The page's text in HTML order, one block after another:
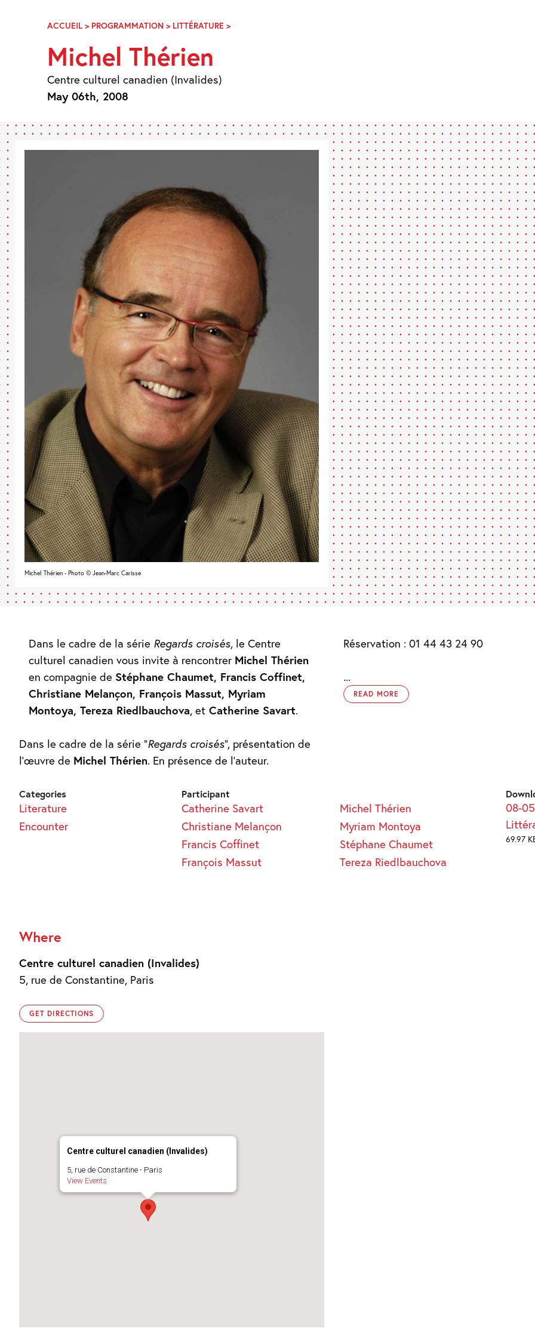
NavigationACCUEIL > PROGRAMMATION > LITTÉRATURE >MICHEL
Michel Thérien
Centre culturel canadien (Invalides)
May 06th, 2008
Michel Thérien - Photo © Jean-Marc Carisse
Dans le cadre de la série Regards croisés, le Centre
culturel canadien vous invite à rencontrer Michel Thérien
en compagnie de Stéphane Chaumet, Francis Coffinet,
Christiane Melançon, François Massut, Myriam
Montoya, Tereza Riedlbauchova, et Catherine Savart.
Dans le cadre de la série “Regards croisés“, présentation de
l’œuvre de Michel Thérien. En présence de l’auteur.
Réservation : 01 44 43 24 90
...
READ MORE
Categories
Literature
Encounter
Participant
Catherine Savart
Christiane Melançon
Francis Coffinet
François Massut
Michel Thérien
Myriam Montoya
Stéphane Chaumet
Tereza Riedlbauchova
08-
69.97
Where
Centre culturel canadien (Invalides)
5, rue de Constantine, Paris
GET DIRECTIONS
Centre culturel canadien (Invalides)
5, rue de Constantine - Paris
View Events